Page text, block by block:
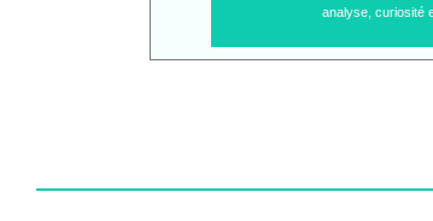
analyse, curiosité